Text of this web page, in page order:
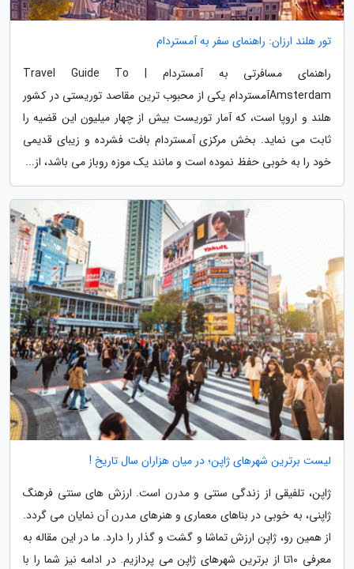
تور هلند ارزان: راهنمای سفر به آمستردام
راهنمای مسافرتی به آمستردام | Travel Guide To
Amsterdamآمستردام یکی از محبوب ترین مقاصد توریستی در کشور
هلند و اروپا است، که آمار توریست بیش از چهار میلیون این قضیه را
ثابت می نماید. بخش مرکزی آمستردام بافت فشرده و زیبای قدیمی
خود را به خوبی حفظ نموده است و مانند یک موزه روباز می باشد، از...
لیست برترین شهرهای ژاپن؛ در میان هزاران سال تاریخ !
ژاپن، تلفیقی از زندگی سنتی و مدرن است. ارزش های سنتی فرهنگ
ژاپنی، به خوبی در بناهای معماری و هنرهای مدرن آن نمایان می گردد.
از همین رو، ژاپن ارزش تماشا و گشت و گذار را دارد. ما در این مقاله به
معرفی 10تا از برترین شهرهای ژاپن می پردازیم. در ادامه نیز شما را با